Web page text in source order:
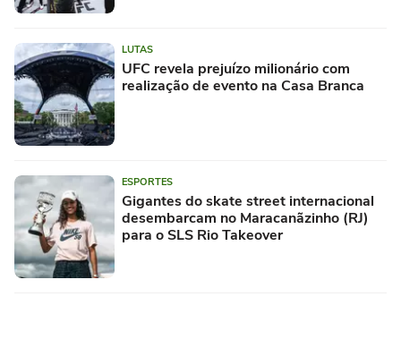
LUTAS
UFC revela prejuízo milionário com
realização de evento na Casa Branca
ESPORTES
Gigantes do skate street internacional
desembarcam no Maracanãzinho (RJ)
para o SLS Rio Takeover